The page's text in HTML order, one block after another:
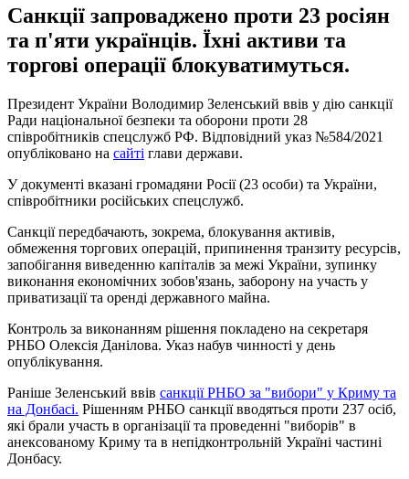
Санкції запроваджено проти 23 росіян
та п'яти українців. Їхні активи та
торгові операції блокуватимуться.
Президент України Володимир Зеленський ввів у дію санкції
Ради національної безпеки та оборони проти 28
співробітників спецслужб РФ. Відповідний указ №584/2021
опубліковано на сайті глави держави.
У документі вказані громадяни Росії (23 особи) та України,
співробітники російських спецслужб.
Санкції передбачають, зокрема, блокування активів,
обмеження торгових операцій, припинення транзиту ресурсів,
запобігання виведенню капіталів за межі України, зупинку
виконання економічних зобов'язань, заборону на участь у
приватизації та оренді державного майна.
Контроль за виконанням рішення покладено на секретаря
РНБО Олексія Данілова. Указ набув чинності у день
опублікування.
Раніше Зеленський ввів санкції РНБО за "вибори" у Криму та
на Донбасі. Рішенням РНБО санкції вводяться проти 237 осіб,
які брали участь в організації та проведенні "виборів" в
анексованому Криму та в непідконтрольній Україні частині
Донбасу.